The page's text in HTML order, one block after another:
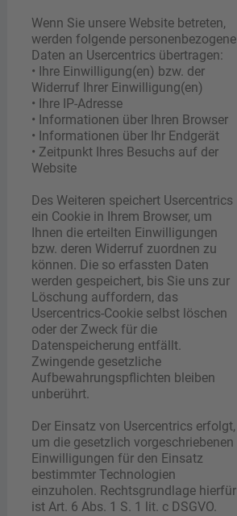
Wenn Sie unsere Website betreten,
werden folgende personenbezogene
Daten an Usercentrics übertragen:
• Ihre Einwilligung(en) bzw. der
Widerruf Ihrer Einwilligung(en)
• Ihre IP-Adresse
• Informationen über Ihren Browser
• Informationen über Ihr Endgerät
• Zeitpunkt Ihres Besuchs auf der
Website
Des Weiteren speichert Usercentrics
ein Cookie in Ihrem Browser, um
Ihnen die erteilten Einwilligungen
bzw. deren Widerruf zuordnen zu
können. Die so erfassten Daten
werden gespeichert, bis Sie uns zur
Löschung auffordern, das
Usercentrics-Cookie selbst löschen
oder der Zweck für die
Datenspeicherung entfällt.
Zwingende gesetzliche
Aufbewahrungspflichten bleiben
unberührt.
Der Einsatz von Usercentrics erfolgt,
um die gesetzlich vorgeschriebenen
Einwilligungen für den Einsatz
bestimmter Technologien
einzuholen. Rechtsgrundlage hierfür
ist Art. 6 Abs. 1 S. 1 lit. c DSGVO.